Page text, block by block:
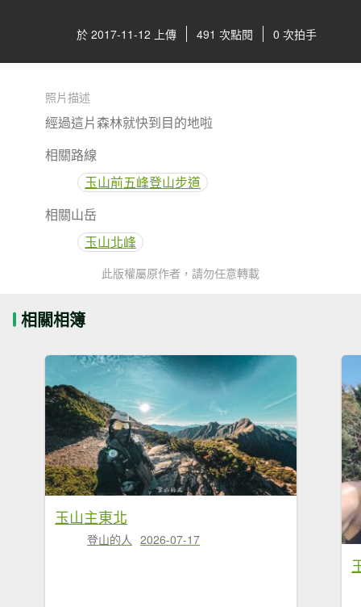
於 2017-11-12 上傳 491 次點閱 0 次拍手
照片描述
經過這片森林就快到目的地啦
相關路線
玉山前五峰登山步道
相關山岳
玉山北峰
此版權屬原作者，請勿任意轉載
相關相簿
玉山主東北
登山的人 2026-07-17